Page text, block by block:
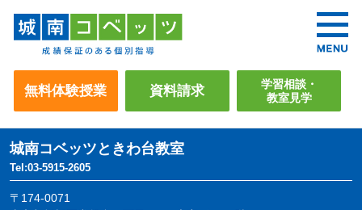
無料体験授業 資料請求
学習相談・
教室見学
城南コベッツ ときわ台教室
Tel:03-5915-2605
〒174-0071